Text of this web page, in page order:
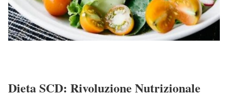
Dieta SCD: Rivoluzione Nutrizionale